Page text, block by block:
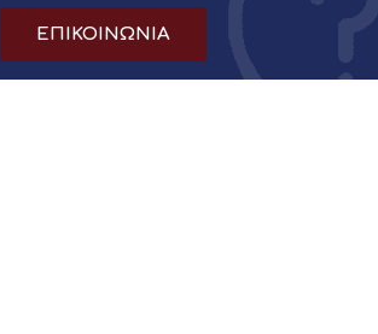
ΕΠΙΚΟΙΝΩΝΙΑ